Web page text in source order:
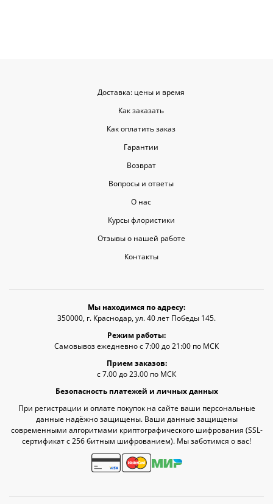
Доставка: цены и время
Как заказать
Как оплатить заказ
Гарантии
Возврат
Вопросы и ответы
О нас
Курсы флористики
Отзывы о нашей работе
Контакты
Мы находимся по адресу:
350000, г. Краснодар, ул. 40 лет Победы 145.
Режим работы:
Самовывоз ежедневно с 7:00 до 21:00 по МСК
Прием заказов:
с 7.00 до 23.00 по МСК
Безопасность платежей и личных данных
При регистрации и оплате покупок на сайте ваши персональные
данные надёжно защищены. Ваши данные защищены
современными алгоритмами криптографического шифрования (SSL-
сертификат c 256 битным шифрованием). Мы заботимся о вас!